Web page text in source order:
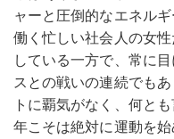
ャーと圧倒的なエネル
働く忙しい社会人の女
している一方で、常に
スとの戦いの連続でも
トに覇気がなく、何と
年こそは絶対に運動を